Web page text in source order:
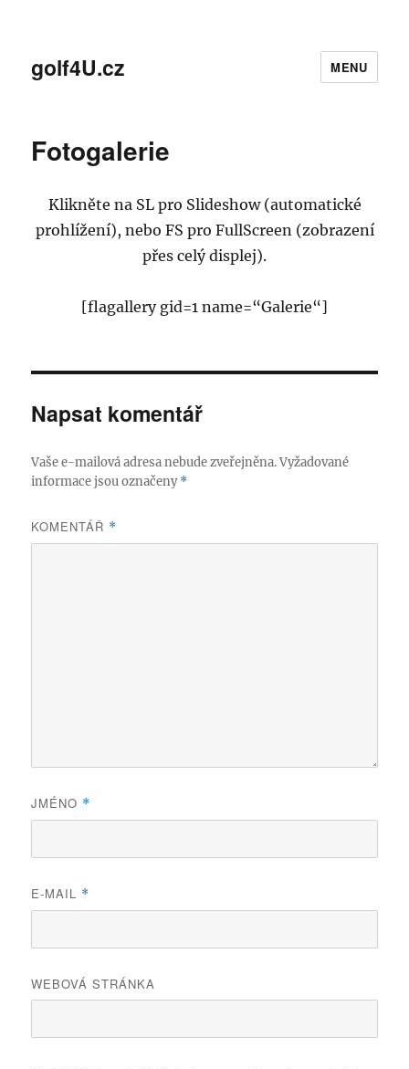
golf4U.cz MENU
Fotogalerie
Klikněte na SL pro Slideshow (automatické
prohlížení), nebo FS pro FullScreen (zobrazení
přes celý displej).
[flagallery gid=1 name=“Galerie“]
Napsat komentář
Vaše e-mailová adresa nebude zveřejněna. Vyžadované
informace jsou označeny*
KOMENTÁŘ *
JMÉNO *
E-MAIL *
WEBOVÁ STRÁNKA